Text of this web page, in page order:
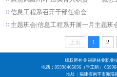
信息工程系召开干部任命会
主题班会|信息工程系开展一月主题班
上页 1 2
版权所有 © 福建林业职业
电话：05998465096（学工组）
地址：福建省南平市海瑞